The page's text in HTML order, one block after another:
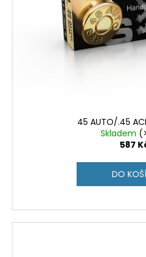
45 AUTO/.45
Skladem
587
DO